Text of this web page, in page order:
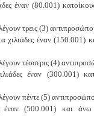
έναν (80.001)
τρεις (3)
χιλιάδες έναν (150.001)
τέσσερις (4)
έναν (300.001)
πέντε (5)
έναν (500.001) και